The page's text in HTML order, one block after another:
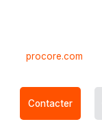
procore.com
Contacter